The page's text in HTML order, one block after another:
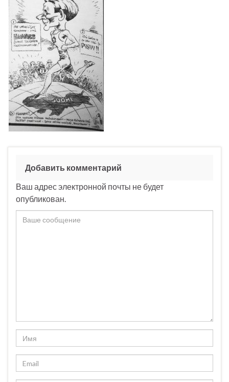
Добавить комментарий
Ваш адрес электронной почты не будет
опубликован.